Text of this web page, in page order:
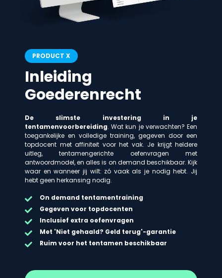
PRODUCT X
Inleiding
Goederenrecht
De slimste investering in je
tentamenvoorbereiding. Wat kun je verwachten? Een
toegankelijke en volledige training, gegeven door een
topdocent met affiniteit voor het vak. Je krijgt heldere
uitleg, tentamengerichte oefenvragen met
antwoordmodel, en alles is on demand beschikbaar. Kijk
waar en wanneer jij wilt: zó vaak als je nodig hebt. Jij
hebt geen herkansing nodig.
On demand tentamentraining
Gegeven voor topdocenten
Inclusief extra oefenvragen
Met 'Niet gehaald? Geld terug'-garantie
Ruim voor het tentamen beschikbaar